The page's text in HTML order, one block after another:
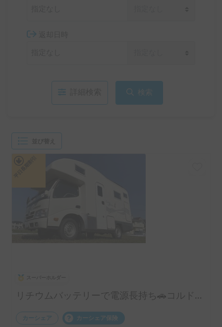
検索
リチウムバッテリーで電源長持ち🚗コルドバンクス号
カーシェア カーシェア保険